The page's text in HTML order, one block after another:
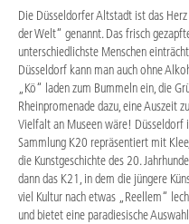
Die Düsseldorfer Altstadt ist das
der Welt“ genannt. Das frisch
unterschiedlichste Menschen
Düsseldorf kann man auch ohne
„Kö“ laden zum Bummeln ein, die
Rheinpromenade dazu, eine Auszeit
Vielfalt an Museen wäre! Düsseldorf
Sammlung K20 repräsentiert mit
die Kunstgeschichte des 20.
dann das K21, in dem die jüngere
viel Kultur nach etwas „Reellem“
und bietet eine paradiesische